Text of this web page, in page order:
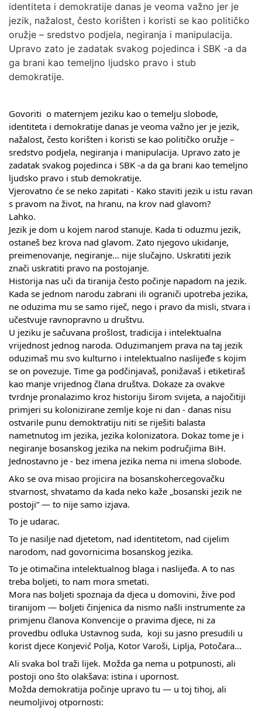
identiteta i demokratije danas je veoma važno jer je
jezik, nažalost, često korišten i koristi se kao političko
oružje – sredstvo podjela, negiranja i manipulacija.
Upravo zato je zadatak svakog pojedinca i SBK -a da
ga brani kao temeljno ljudsko pravo i stub
demokratije.
Govoriti  o maternjem jeziku kao o temelju slobode,
identiteta i demokratije danas je veoma važno jer je jezik,
nažalost, često korišten i koristi se kao političko oružje –
sredstvo podjela, negiranja i manipulacija. Upravo zato je
zadatak svakog pojedinca i SBK -a da ga brani kao temeljno
ljudsko pravo i stub demokratije.
Vjerovatno će se neko zapitati - Kako staviti jezik u istu ravan
s pravom na život, na hranu, na krov nad glavom?
Lahko.
Jezik je dom u kojem narod stanuje. Kada ti oduzmu jezik,
ostaneš bez krova nad glavom. Zato njegovo ukidanje,
preimenovanje, negiranje... nije slučajno. Uskratiti jezik
znači uskratiti pravo na postojanje.
Historija nas uči da tiranija često počinje napadom na jezik.
Kada se jednom narodu zabrani ili ograniči upotreba jezika,
ne oduzima mu se samo riječ, nego i pravo da misli, stvara i
učestvuje ravnopravno u društvu.
U jeziku je sačuvana prošlost, tradicija i intelektualna
vrijednost jednog naroda. Oduzimanjem prava na taj jezik
oduzimaš mu svo kulturno i intelektualno naslijeđe s kojim
se on povezuje. Time ga podčinjavaš, ponižavaš i etiketiraš
kao manje vrijednog člana društva. Dokaze za ovakve
tvrdnje pronalazimo kroz historiju širom svijeta, a najočitiji
primjeri su kolonizirane zemlje koje ni dan - danas nisu
ostvarile punu demoktratiju niti se riješiti balasta
nametnutog im jezika, jezika kolonizatora. Dokaz tome je i
negiranje bosanskog jezika na nekim područjima BiH.
Jednostavno je - bez imena jezika nema ni imena slobode.
Ako se ova misao projicira na bosanskohercegovačku
stvarnost, shvatamo da kada neko kaže „bosanski jezik ne
postoji“ — to nije samo izjava.
To je udarac.
To je nasilje nad djetetom, nad identitetom, nad cijelim
narodom, nad govornicima bosanskog jezika.
To je otimačina intelektualnog blaga i naslijeđa. A to nas
treba boljeti, to nam mora smetati.
Mora nas boljeti spoznaja da djeca u domovini, žive pod
tiranijom — boljeti činjenica da nismo našli instrumente za
primjenu članova Konvencije o pravima djece, ni za
provedbu odluka Ustavnog suda,  koji su jasno presudili u
korist djece Konjević Polja, Kotor Varoši, Liplja, Potočara...
Ali svaka bol traži lijek. Možda ga nema u potpunosti, ali
postoji ono što olakšava: istina i upornost.
Možda demokratija počinje upravo tu — u toj tihoj, ali
neumoljivoj otpornosti: